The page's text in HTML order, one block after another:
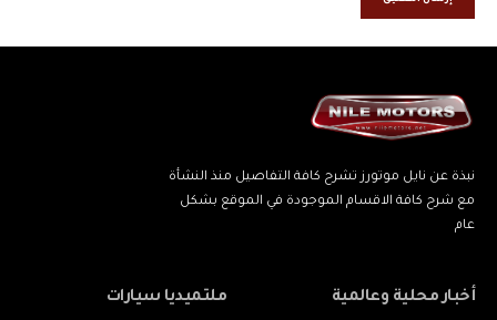
نبذة عن نايل موتورز تشرح كافة التفاصيل منذ النشأة
مع شرح كافة الاقسام الموجودة في الموقع بشكل
عام
أخبار محلية وعالمية ملتميديا سيارات